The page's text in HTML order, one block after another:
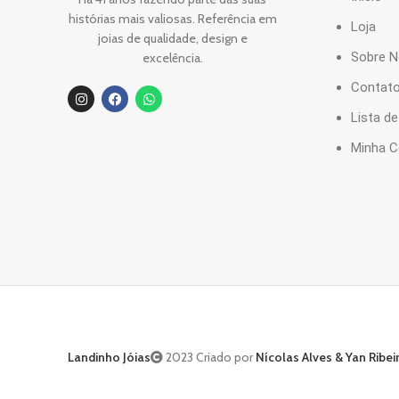
histórias mais valiosas. Referência em
joias de qualidade, design e
excelência.
Loja
Sobre
Contato
Lista
Minha
Landinho Jóias 2023 Criado porNícolas Alves & Yan